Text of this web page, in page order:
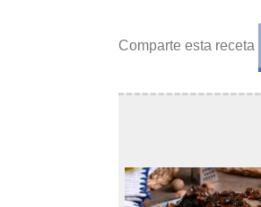
Comparte esta receta